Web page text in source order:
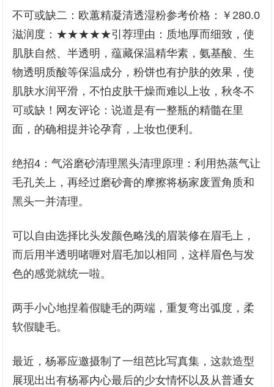
不可或缺二：欧蕙精凝清透湿粉参考价格：￥280.0
滋润度：★★★★★引荐理由：质地厚而细致，使
肌肤自然、半透明，蕴藏保温精华素，氨基酸、生
物透明质酸等保温成分，粉饼也有护肤的效果，使
肌肤水润平滑，不怕皮肤干燥而难以上妆，秋冬不
可或缺！网友评论：说道是有一整瓶的精髓在里
面，的确相提并论孕育，上妆也便利。
绝招4：气浴磨砂清理黑头清理原理：利用热蒸气让
毛孔关上，再经过磨砂膏的摩擦将杨家废置角质和
黑头一并清理。
可以自由选择比头发颜色略浅的眉装修在眉毛上，
而后用半透明啫喱对眉毛加以相同，这样眉色与发
色的感觉就统一啦。
两手小心地捏着假睫毛的两端，重复弯出弧度，柔
软假睫毛。
最近，杨幂应邀摄制了一组芭比写真集，这款造型
展现出出有杨幂内心最后的少女情怀以及从普通女